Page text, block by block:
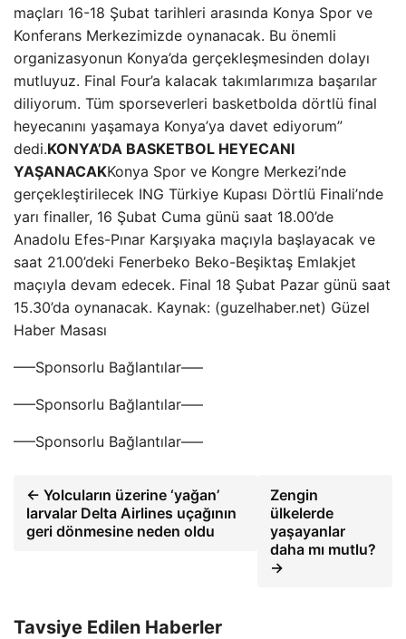
maçları 16-18 Şubat tarihleri ​​arasında Konya Spor ve
Konferans Merkezimizde oynanacak. Bu önemli
organizasyonun Konya’da gerçekleşmesinden dolayı
mutluyuz. Final Four’a kalacak takımlarımıza başarılar
diliyorum. Tüm sporseverleri basketbolda dörtlü final
heyecanını yaşamaya Konya’ya davet ediyorum”
dedi.KONYA’DA BASKETBOL HEYECANI
YAŞANACAKKonya Spor ve Kongre Merkezi’nde
gerçekleştirilecek ING Türkiye Kupası Dörtlü Finali’nde
yarı finaller, 16 Şubat Cuma günü saat 18.00’de
Anadolu Efes-Pınar Karşıyaka maçıyla başlayacak ve
saat 21.00’deki Fenerbeko Beko-Beşiktaş Emlakjet
maçıyla devam edecek. Final 18 Şubat Pazar günü saat
15.30’da oynanacak. Kaynak: (guzelhaber.net) Güzel
Haber Masası
—–Sponsorlu Bağlantılar—–
—–Sponsorlu Bağlantılar—–
—–Sponsorlu Bağlantılar—–
← Yolcuların üzerine ‘yağan’
larvalar Delta Airlines uçağının
geri dönmesine neden oldu
Zengin
ülkelerde
yaşayanlar
daha mı mutlu?
→
Tavsiye Edilen Haberler